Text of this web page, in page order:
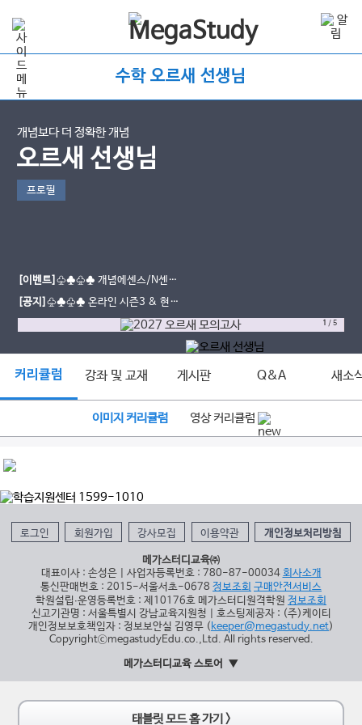
수학 오르새 선생님
개념보다 더 정확한 개념
오르새 선생님
프로필
[이벤트]♧♣♧♣ 개념에센스/N센스
수강평 이벤트
[공지]♧♣♧♣ 온라인 시즌3 & 현장
스케치
1 /5
커리큘럼 강좌 및 교재 게시판 Q&A 새소
이미지 커리큘럼 영상 커리큘럼
로그인 회원가입 강사모집 이용약관 개인정보처리방침
메가스터디교육㈜
대표이사 : 손성은 | 사업자등록번호 : 780-87-00034 회사소개
통신판매번호 : 2015-서울서초-0678 정보조회 구매안전서비스
학원설립∙운영등록번호 : 제10176호 메가스터디원격학원 정보조회
신고기관명 : 서울특별시 강남교육지원청 | 호스팅제공자 : (주)케이티
개인정보보호책임자 : 정보보안실 김영무 (keeper@megastudy.net)
CopyrightⓒmegastudyEdu.co.,Ltd. All rights reserved.
메가스터디교육 스토어
태블릿 모드 홈 가기 >